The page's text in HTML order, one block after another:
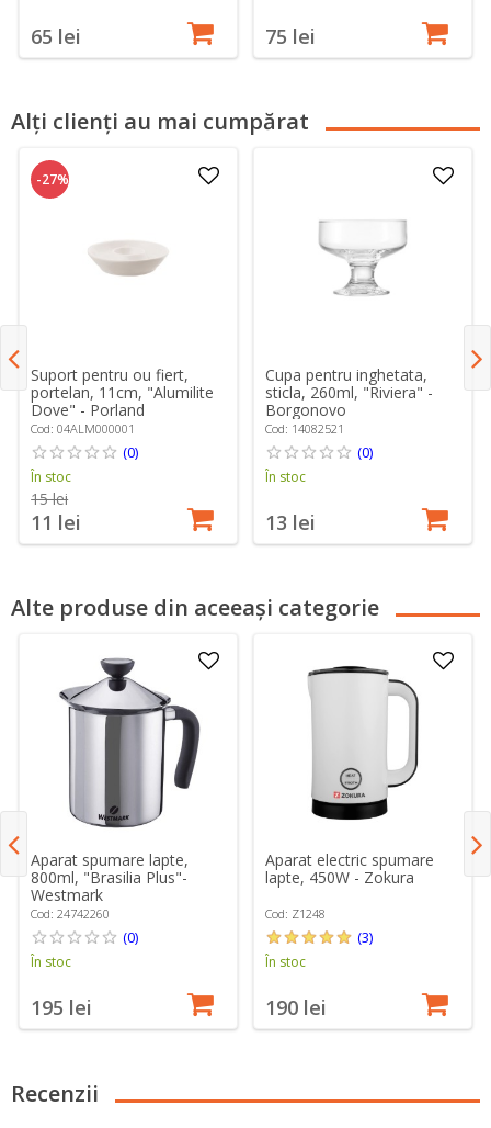
65 lei 75 lei
Alți clienți au mai cumpărat
-27%
Suport pentru ou fiert,
portelan, 11cm, "Alumilite
Dove" - Porland
Cod: 04ALM000001
(0)
În stoc
15 lei
11 lei
Cupa pentru inghetata,
sticla, 260ml, "Riviera" -
Borgonovo
Cod: 14082521
(0)
În stoc
13 lei
Alte produse din aceeași categorie
Aparat spumare lapte,
800ml, "Brasilia Plus"-
Westmark
Cod: 24742260
(0)
În stoc
195 lei
Aparat electric spumare
lapte, 450W - Zokura
Cod: Z1248
(3)
În stoc
190 lei
Recenzii